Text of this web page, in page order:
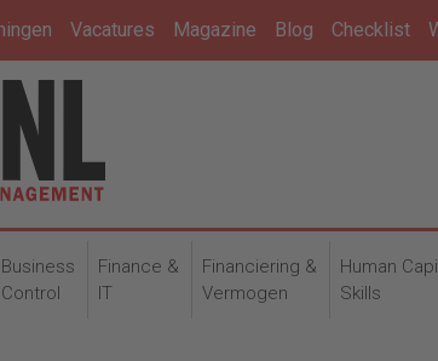
Vacatures Magazine Blog Checklist
Business
Control
Finance &
IT
Financiering &
Vermogen
Human
Skills